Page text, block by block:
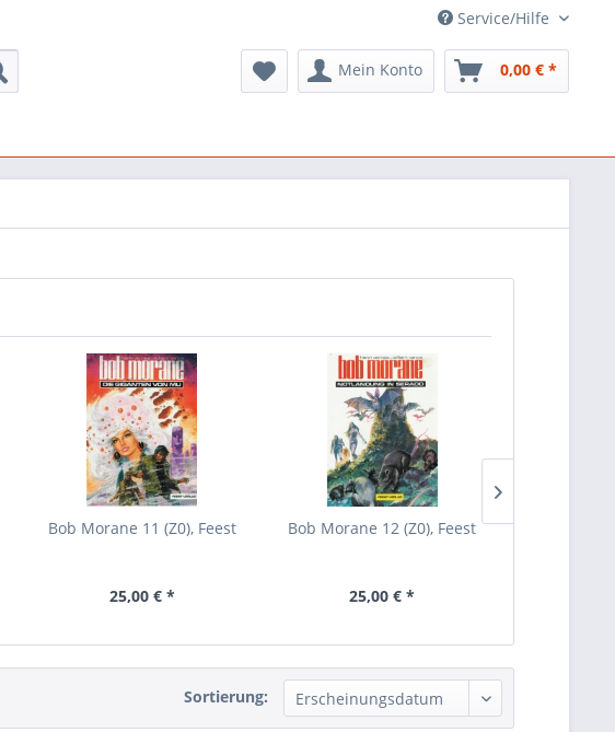
Service/Hilfe
Mein Konto 0,00 € *
Bob Morane 11 (Z0), Feest
25,00 € *
Bob Morane 12 (Z0), Feest
25,00 € *
Sortierung: